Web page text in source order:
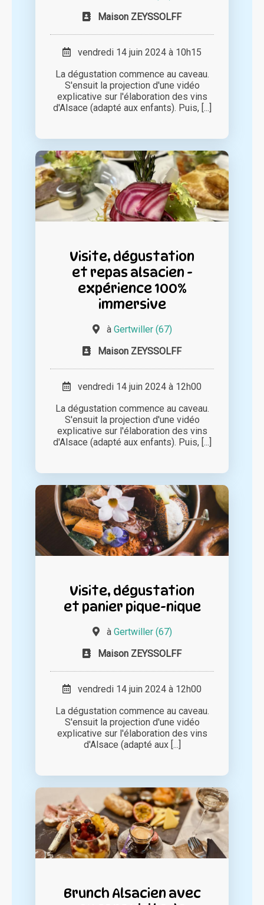
Maison ZEYSSOLFF
vendredi 14 juin 2024 à 10h15
La dégustation commence au caveau.
S'ensuit la projection d'une vidéo
explicative sur l'élaboration des vins
d'Alsace (adapté aux enfants). Puis, [...]
Visite, dégustation
et repas alsacien -
expérience 100%
immersive
à Gertwiller (67)
Maison ZEYSSOLFF
vendredi 14 juin 2024 à 12h00
La dégustation commence au caveau.
S'ensuit la projection d'une vidéo
explicative sur l'élaboration des vins
d'Alsace (adapté aux enfants). Puis, [...]
Visite, dégustation
et panier pique-nique
à Gertwiller (67)
Maison ZEYSSOLFF
vendredi 14 juin 2024 à 12h00
La dégustation commence au caveau.
S'ensuit la projection d'une vidéo
explicative sur l'élaboration des vins
d'Alsace (adapté aux [...]
Brunch Alsacien avec